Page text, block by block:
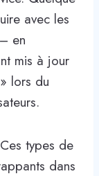
avec les
en
mis à jour
lors du
types de
dans